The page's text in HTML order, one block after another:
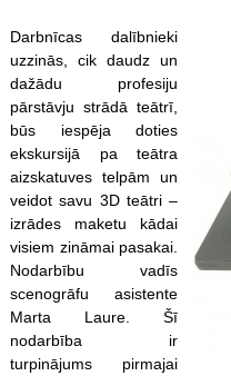
Darbnīcas dalībnieki
uzzinās, cik daudz un
dažādu profesiju
pārstāvju strādā teātrī,
būs iespēja doties
ekskursijā pa teātra
aizskatuves telpām un
veidot savu 3D teātri –
izrādes maketu kādai
visiem zināmai pasakai.
Nodarbību vadīs
scenogrāfu asistente
Marta Laure. Šī
nodarbība ir
turpinājums pirmajai